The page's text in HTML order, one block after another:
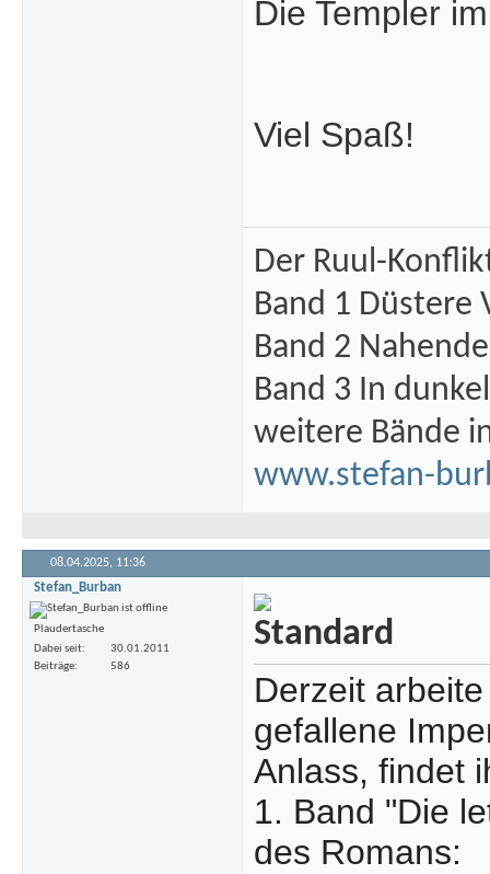
Die Templer
Viel Spaß!
Der Ruul-
Band 1 Düstere
Band 2
Band 3 In
weitere Bände
www.stefan-
08.04.2025, 11:36
Stefan_Burban
Plaudertasche
Dabei seit
30.01.2011
Beiträge
586
Derzeit
gefallene
Anlass, findet
1. Band "Die
des Romans: